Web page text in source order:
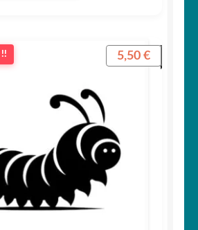
!! 5,50 €